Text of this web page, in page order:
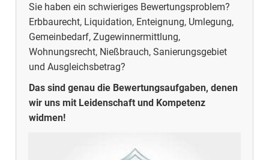
Sie haben ein schwieriges Bewertungsproblem?
Erbbaurecht, Liquidation, Enteignung, Umlegung,
Gemeinbedarf, Zugewinnermittlung,
Wohnungsrecht, Nießbrauch, Sanierungsgebiet
und Ausgleichsbetrag?
Das sind genau die Bewertungsaufgaben, denen
wir uns mit Leidenschaft und Kompetenz
widmen!